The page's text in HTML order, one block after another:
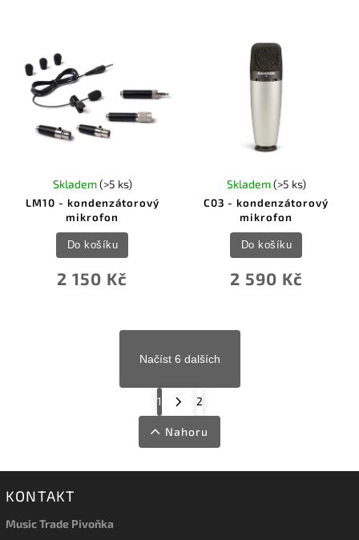
LM10 - kondenzátorový
mikrofon
Skladem(>5 ks)
2 150 Kč
Do košíku
C03 - kondenzátorový
mikrofon
Skladem(>5 ks)
2 590 Kč
Do košíku
Načíst 6 dalších
1 2
Nahoru
KONTAKT
Music Trade Pivoňka